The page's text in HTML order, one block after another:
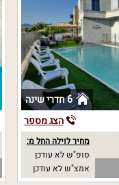
6 חדרי שינה
הצג מספר
מחיר לוילה החל מ:
סופ"ש לא עודכן
אמצ"ש לא עודכן